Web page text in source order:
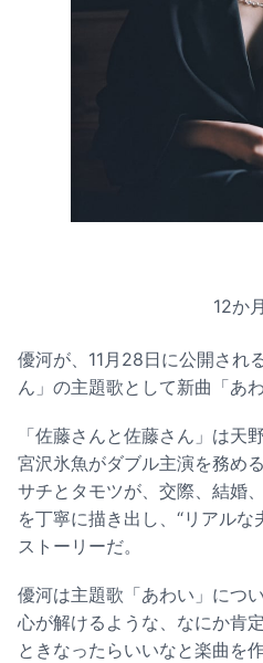
12か
優河が、11月28日に公開され
ん」の主題歌として新曲「あ
「佐藤さんと佐藤さん」は天
宮沢氷魚がダブル主演を務め
サチとタモツが、交際、結婚
を丁寧に描き出し、“リアル
ストーリーだ。
優河は主題歌「あわい」につ
心が解けるような、なにか肯
ときなったらいいなと楽曲を